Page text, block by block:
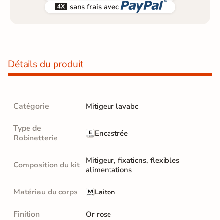
 sans frais avec 
Détails du produit
Catégorie Mitigeur lavabo
Type de
Robinetterie
Encastrée
Composition du kit
Mitigeur, fixations, flexibles
alimentations
Matériau du corps Laiton
Finition Or rose